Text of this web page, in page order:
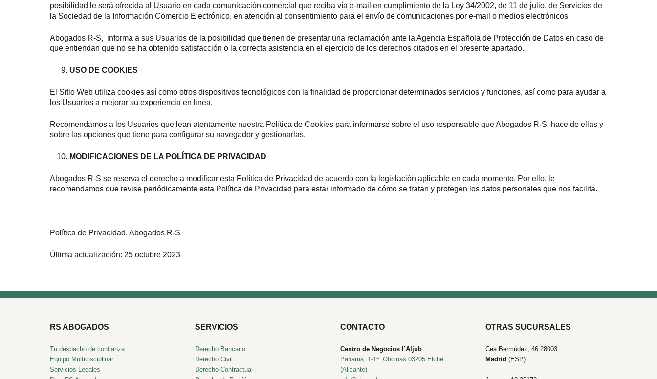
posibilidad le será ofrecida al Usuario en cada comunicación comercial que reciba vía e-mail en cumplimiento de la Ley 34/2002, de 11 de julio, de Servicios de
la Sociedad de la Información Comercio Electrónico, en atención al consentimiento para el envío de comunicaciones por e-mail o medios electrónicos.
Abogados R-S, informa a sus Usuarios de la posibilidad que tienen de presentar una reclamación ante la Agencia Española de Protección de Datos en caso de
que entiendan que no se ha obtenido satisfacción o la correcta asistencia en el ejercicio de los derechos citados en el presente apartado.
USO DE COOKIES
El Sitio Web utiliza cookies así como otros dispositivos tecnológicos con la finalidad de proporcionar determinados servicios y funciones, así como para ayudar a
los Usuarios a mejorar su experiencia en línea.
Recomendamos a los Usuarios que lean atentamente nuestra Política de Cookies para informarse sobre el uso responsable que Abogados R-S hace de ellas y
sobre las opciones que tiene para configurar su navegador y gestionarlas.
MODIFICACIONES DE LA POLÍTICA DE PRIVACIDAD
Abogados R-S se reserva el derecho a modificar esta Política de Privacidad de acuerdo con la legislación aplicable en cada momento. Por ello, le
recomendamos que revise periódicamente esta Política de Privacidad para estar informado de cómo se tratan y protegen los datos personales que nos facilita.
Política de Privacidad. Abogados R-S
Última actualización: 25 octubre 2023
RS ABOGADOS
Tu despacho de confianza
Equipo Multidisciplinar
Servicios Legales
SERVICIOS
Derecho Bancario
Derecho Civil
Derecho Contractual
CONTACTO
Centro de Negocios l’Aljub
Panamá, 1-1ª. Oficinas 03205 Elche
(Alicante)
OTRAS SUCURSALES
Cea Bermúdez, 46 28003
Madrid (ESP)